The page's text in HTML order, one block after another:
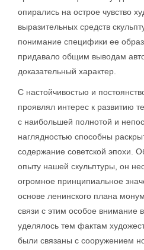
опирались на острое чувство
выразительных средств
понимание специфики ее
придавало общим выводам
доказательный характер.
С настойчивостью и
проявлял интерес к развитию
с наибольшей полнотой и
наглядностью способны
содержание советской эпохи.
опыту нашей скульптуры, он
огромное принципиальное
основе ленинского плана
связи с этим особое внимание
уделялось тем фактам
были связаны с сооружением